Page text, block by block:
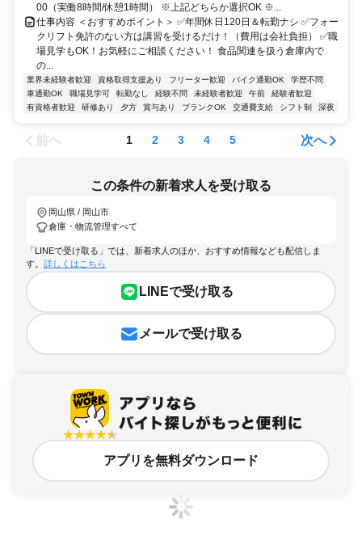
00（実働8時間/休憩1時間） ※上記どちらか選択OK ※...
仕事内容 ＜おすすめポイント＞ ✅年間休日120日＆転勤ナシ ✅フォー
クリフト免許のない方は講習を受けるだけ！（費用は会社負担） ✅職
場見学もOK！お気軽にご相談ください！ 食品関連を扱う倉庫内で
の...
業界未経験者歓迎 資格取得支援あり フリーター歓迎 バイク通勤OK
学歴不問
車通勤OK
職場見学可 転勤なし 経験不問 未経験者歓迎 午前
経験者歓迎
有資格者歓迎
研修あり 夕方 賞与あり ブランクOK 交通費支給 シフト制 深夜
前へ 1 2 3 4 5 次へ
この条件の新着求人を受け取る
岡山県 / 岡山市
倉庫・物流管理すべて
「LINEで受け取る」では、新着求人のほか、おすすめ情報なども配信しま
す。 詳しくはこちら
LINEで受け取る
メールで受け取る
アプリを無料ダウンロード